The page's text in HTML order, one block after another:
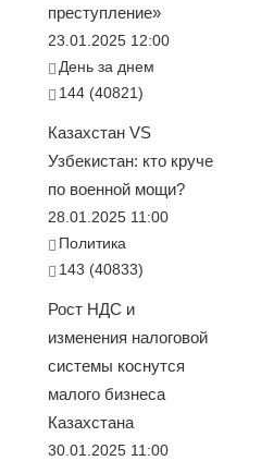
преступление»
23.01.2025 12:00
День за днем
144 (40821)
Казахстан VS
Узбекистан: кто круче
по военной мощи?
28.01.2025 11:00
Политика
143 (40833)
Рост НДС и
изменения налоговой
системы коснутся
малого бизнеса
Казахстана
30.01.2025 11:00